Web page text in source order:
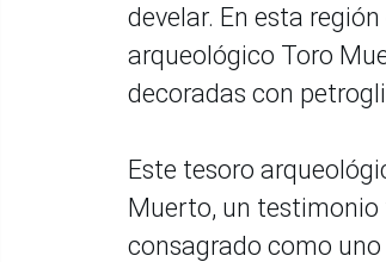
develar. En esta
arqueológico Toro
decoradas con
Este tesoro
Muerto, un testimonio
consagrado como uno